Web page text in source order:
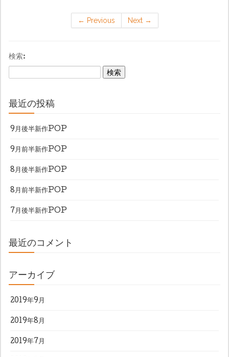
← Previous Next →
検索:
最近の投稿
9月後半新作POP
9月前半新作POP
8月後半新作POP
8月前半新作POP
7月後半新作POP
最近のコメント
アーカイブ
2019年9月
2019年8月
2019年7月